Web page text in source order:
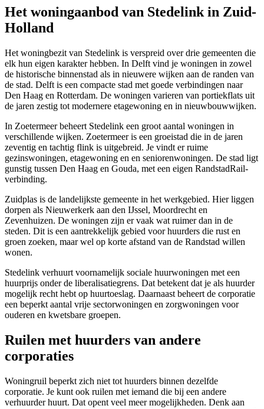
Het woningaanbod van Stedelink in Zuid-
Holland
Het woningbezit van Stedelink is verspreid over drie gemeenten die
elk hun eigen karakter hebben. In Delft vind je woningen in zowel
de historische binnenstad als in nieuwere wijken aan de randen van
de stad. Delft is een compacte stad met goede verbindingen naar
Den Haag en Rotterdam. De woningen varieren van portiekflats uit
de jaren zestig tot modernere etagewoning en in nieuwbouwwijken.
In Zoetermeerbeheert Stedelink een groot aantal woningen in
verschillende wijken. Zoetermeer is een groeistad die in de jaren
zeventig en tachtig flink is uitgebreid. Je vindt er ruime
gezinswoningen, etagewoning en en seniorenwoningen. De stad ligt
gunstig tussen Den Haag en Gouda, met een eigen RandstadRail-
verbinding.
Zuidplas is de landelijkste gemeente in het werkgebied. Hier liggen
dorpen als Nieuwerkerk aan den IJssel, Moordrecht en
Zevenhuizen. De woningen zijn er vaak wat ruimer dan in de
steden. Dit is een aantrekkelijk gebied voor huurders die rust en
groen zoeken, maar wel op korte afstand van de Randstad willen
wonen.
Stedelink verhuurt voornamelijk sociale huurwoningen met een
huurprijs onder de liberalisatiegrens. Dat betekent dat je als huurder
mogelijk recht hebt op huurtoeslag. Daarnaast beheert de corporatie
een beperkt aantal vrije sectorwoningen en zorgwoningen voor
ouderen en kwetsbare groepen.
Ruilen met huurders van andere
corporaties
Woningruil beperkt zich niet tot huurders binnen dezelfde
corporatie. Je kunt ook ruilen met iemand die bij een andere
verhuurder huurt. Dat opent veel meer mogelijkheden. Denk aan